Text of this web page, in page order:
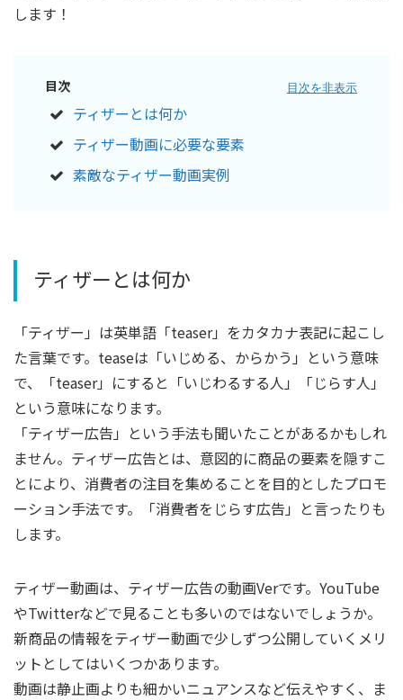
します！
目次 目次を非表示
ティザーとは何か
ティザー動画に必要な要素
素敵なティザー動画実例
ティザーとは何か
「ティザー」は英単語「teaser」をカタカナ表記に起こし
た言葉です。teaseは「いじめる、からかう」という意味
で、「teaser」にすると「いじわるする人」「じらす人」
という意味になります。
「ティザー広告」という手法も聞いたことがあるかもしれ
ません。ティザー広告とは、意図的に商品の要素を隠すこ
とにより、消費者の注目を集めることを目的としたプロモ
ーション手法です。「消費者をじらす広告」と言ったりも
します。
ティザー動画は、ティザー広告の動画Verです。YouTube
やTwitterなどで見ることも多いのではないでしょうか。
新商品の情報をティザー動画で少しずつ公開していくメリ
ットとしてはいくつかあります。
動画は静止画よりも細かいニュアンスなど伝えやすく、ま